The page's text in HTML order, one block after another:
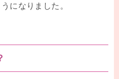
になりました。